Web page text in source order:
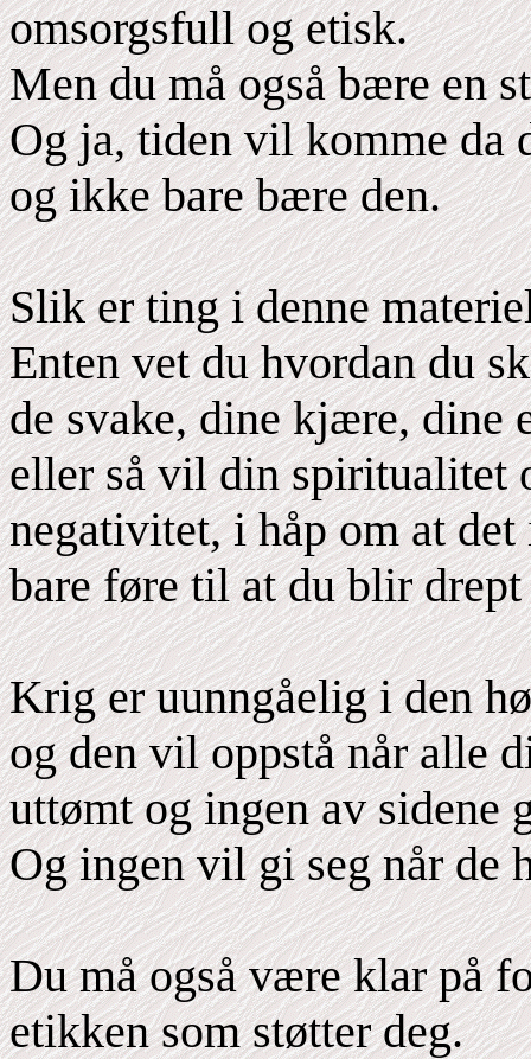
omsorgsfull og etisk.
Men du må også bære en
Og ja, tiden vil komme da
og ikke bare bære den.
Slik er ting i denne
Enten vet du hvordan du
de svake, dine kjære, dine
eller så vil din spiritualitet
negativitet, i håp om at
bare føre til at du blir
Krig er uunngåelig i den
og den vil oppstå når alle
uttømt og ingen av sidene
Og ingen vil gi seg når de
Du må også være klar på
etikken som støtter deg.